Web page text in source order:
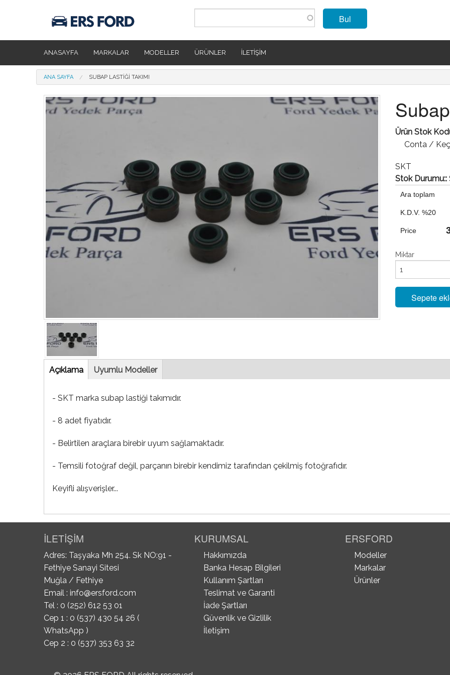
Bul
ANASAYFA MARKALAR MODELLER ÜRÜNLER İLETIŞIM
Buradasınız
ANA SAYFA SUBAP LASTIĞI TAKIMI
Ürün Stok
Conta /
SKT
Stok Durumu::
Ara toplam
K.D.V. %20
Price
Miktar
Sepete
Tab
Açıklama(etkin
sekme)
Uyumlu Modeller
- SKT marka subap lastiği takımıdır.
- 8 adet fiyatıdır.
- Belirtilen araçlara birebir uyum sağlamaktadır.
- Temsili fotoğraf değil, parçanın birebir kendimiz tarafından çekilmiş fotoğrafıdır.
Keyifli alışverişler...
İLETİŞİM
Adres: Taşyaka Mh 254. Sk NO:91 -
Fethiye Sanayi Sitesi
Muğla / Fethiye
Email : info@ersford.com
Tel : 0 (252) 612 53 01
Cep 1 : 0 (537) 430 54 26 (
WhatsApp )
Cep 2 : 0 (537) 353 63 32
KURUMSAL
Hakkımızda
Banka Hesap Bilgileri
Kullanım Şartları
Teslimat ve Garanti
İade Şartları
Güvenlik ve Gizlilik
İletişim
ERSFORD
Modeller
Markalar
Ürünler